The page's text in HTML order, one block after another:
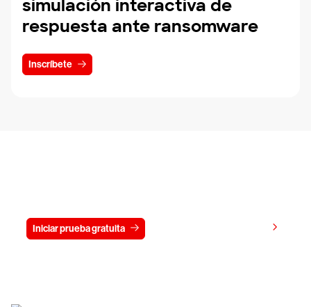
simulación interactiva de
respuesta ante ransomware
Inscríbete
Iniciar prueba gratuita